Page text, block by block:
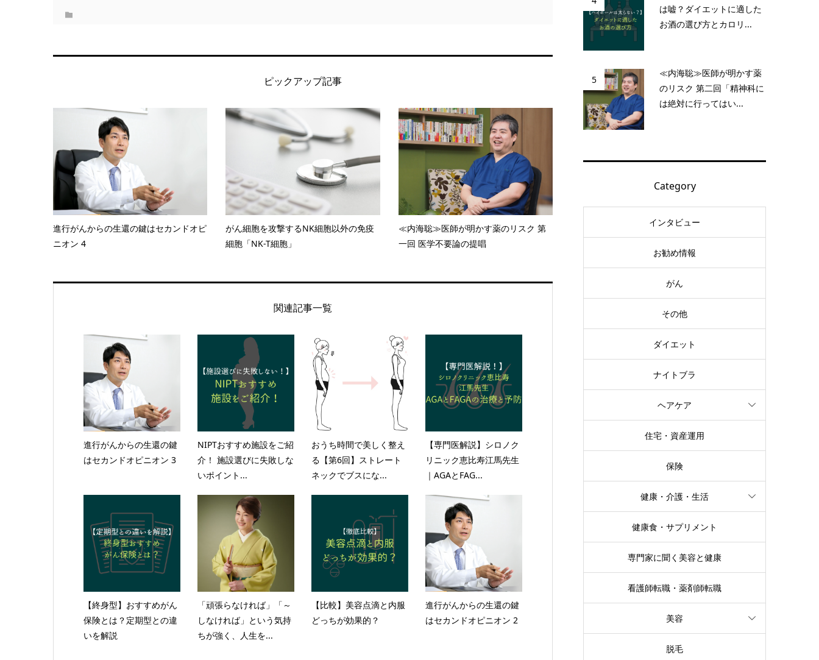
ピックアップ記事
進行がんからの生還の鍵はセカンドオピ
ニオン 4
がん細胞を攻撃するNK細胞以外の免疫
細胞「NK-T細胞」
≪内海聡≫医師が明かす薬のリスク 第
一回 医学不要論の提唱
関連記事一覧
進行がんからの生還の鍵
はセカンドオピニオン 3
NIPTおすすめ施設をご紹
介！ 施設選びに失敗しな
いポイント...
おうち時間で美しく整え
る【第6回】ストレート
ネックでブスにな...
【専門医解説】シロノク
リニック恵比寿江馬先生
｜AGAとFAG...
【終身型】おすすめがん
保険とは？定期型との違
いを解説
「頑張らなければ」「～
しなければ」という気持
ちが強く、人生を...
【比較】美容点滴と内服
どっちが効果的？
進行がんからの生還の鍵
はセカンドオピニオン 2
は嘘？ダイエットに適した
お酒の選び方とカロリ...
5
≪内海聡≫医師が明かす薬
のリスク 第二回「精神科に
は絶対に行ってはい...
Category
インタビュー
お勧め情報
がん
その他
ダイエット
ナイトブラ
ヘアケア
住宅・資産運用
保険
健康・介護・生活
健康食・サプリメント
専門家に聞く美容と健康
看護師転職・薬剤師転職
美容
脱毛